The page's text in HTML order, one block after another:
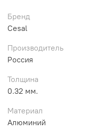
Бренд
Cesal
Производитель
Россия
Толщина
0.32 мм.
Материал
Алюминий